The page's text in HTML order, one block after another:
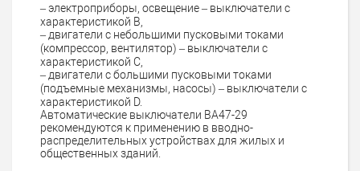
– электроприборы, освещение – выключатели с
характеристикой В,
– двигатели с небольшими пусковыми токами
(компрессор, вентилятор) – выключатели с
характеристикой C,
– двигатели с большими пусковыми токами
(подъемные механизмы, насосы) – выключатели с
характеристикой D.
Автоматические выключатели ВА47-29
рекомендуются к применению в вводно-
распределительных устройствах для жилых и
общественных зданий.